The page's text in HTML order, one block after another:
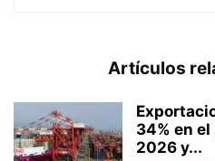
Artículos
34% en
2026 y...